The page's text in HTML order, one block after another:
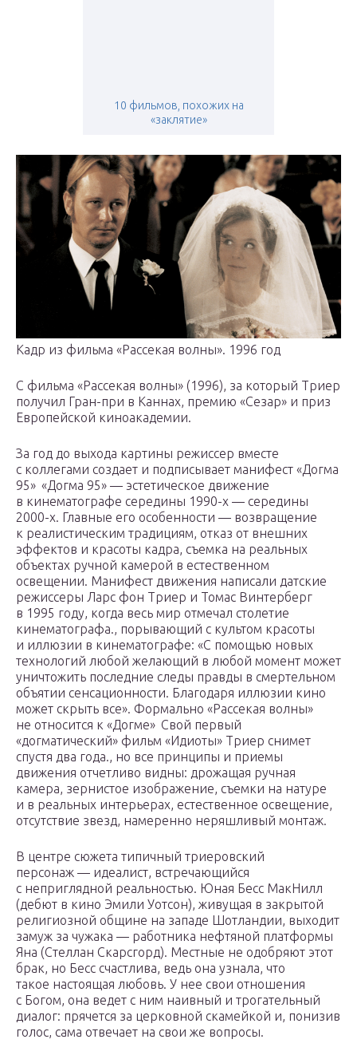
10 фильмов, похожих на
«заклятие»
Кадр из фильма «Рассекая волны». 1996 год
С фильма «Рассекая волны» (1996), за который Триер
получил Гран-при в Каннах, премию «Сезар» и приз
Европейской киноакадемии.
За год до выхода картины режиссер вместе
с коллегами создает и подписывает манифест «Догма
95» «Догма 95» — эстетическое движение
в кинематографе середины 1990-х — середины
2000-х. Главные его особенности — возвра­щение
к реалистическим традициям, отказ от внешних
эффектов и красоты кадра, съемка на реальных
объектах ручной камерой в естественном
освещении. Манифест движения написали датские
режиссеры Ларс фон Триер и Томас Винтерберг
в 1995 году, когда весь мир отмечал столетие
кинематографа., порывающий с культом красоты
и иллюзии в кинема­тографе: «С помощью новых
технологий любой желающий в любой момент может
уничтожить последние следы правды в смертельном
объятии сенса­ционности. Благодаря иллюзии кино
может скрыть все». Формально «Рассекая волны»
не относится к «Догме» Свой первый
«догматический» фильм «Идиоты» Триер снимет
спустя два года., но все принципы и приемы
движения отчетливо видны: дрожащая ручная
камера, зернистое изображение, съемки на натуре
и в реальных интерьерах, естественное освещение,
отсутствие звезд, намеренно неряшливый монтаж.
В центре сюжета типичный триеровский
персонаж — идеалист, встречаю­щийся
с неприглядной реальностью. Юная Бесс МакНилл
(дебют в кино Эмили Уотсон), живущая в закрытой
религиозной общине на западе Шотландии, выходит
замуж за чужака — работника нефтяной платформы
Яна (Стеллан Скарсгорд). Местные не одобряют этот
брак, но Бесс счастлива, ведь она узнала, что
такое настоящая любовь. У нее свои отношения
с Богом, она ведет с ним наивный и трогательный
диалог: прячется за церковной скамейкой и, понизив
голос, сама отвечает на свои же вопросы.